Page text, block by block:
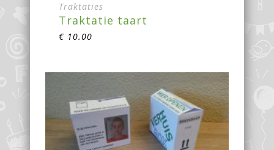
Traktaties
Traktatie taart
€ 10.00